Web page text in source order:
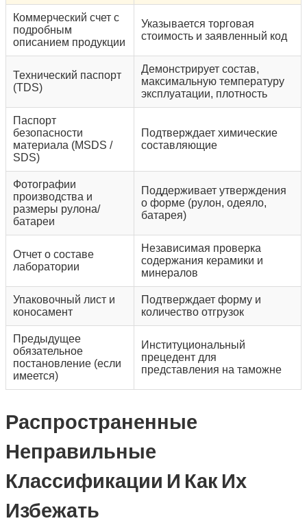
Коммерческий счет с
подробным
описанием продукции
Указывается торговая
стоимость и заявленный код
Технический паспорт
(TDS)
Демонстрирует состав,
максимальную температуру
эксплуатации, плотность
Паспорт
безопасности
материала (MSDS /
SDS)
Подтверждает химические
составляющие
Фотографии
производства и
размеры рулона/
батареи
Поддерживает утверждения
о форме (рулон, одеяло,
батарея)
Отчет о составе
лаборатории
Независимая проверка
содержания керамики и
минералов
Упаковочный лист и
коносамент
Подтверждает форму и
количество отгрузок
Предыдущее
обязательное
постановление (если
имеется)
Институциональный
прецедент для
представления на таможне
Распространенные
Неправильные
Классификации И Как Их
Избежать